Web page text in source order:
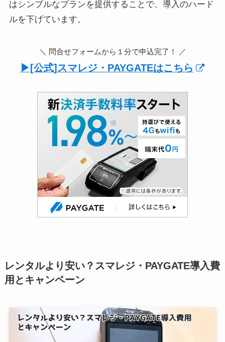
はシンプルなプランを提供することで、導入のハード
ルを下げています。
＼ 問合せフォームから１分で申込完了！ ／
▶︎[公式]スマレジ・PAYGATEはこちら
レンタルより安い？スマレジ・PAYGATE導入費
用とキャンペーン